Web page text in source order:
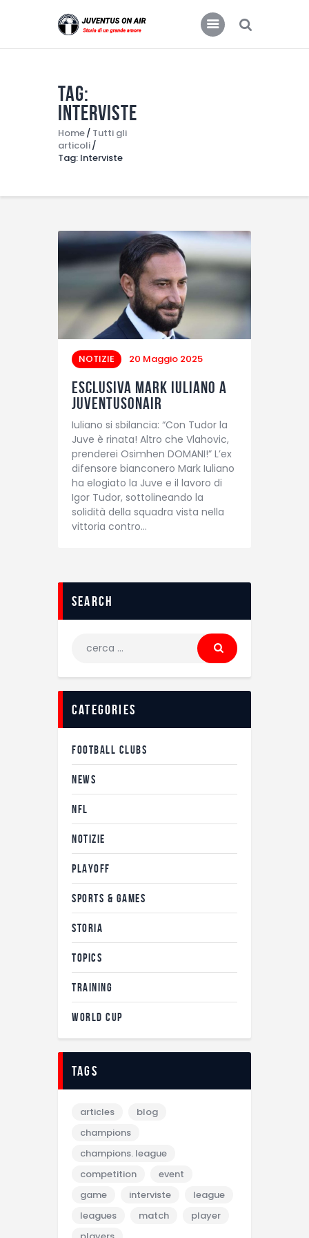
Tag:
Interviste
Home
Tutti gli
articoli
Tag: Interviste
Home
Food & Drink
Features
NOTIZIE 20 Maggio 2025
Esclusiva Mark Iuliano a
Juventusonair
Iuliano si sbilancia: “Con Tudor la
Juve è rinata! Altro che Vlahovic,
prenderei Osimhen DOMANI!” L’ex
difensore bianconero Mark Iuliano
ha elogiato la Juve e il lavoro di
Igor Tudor, sottolineando la
solidità della squadra vista nella
vittoria contro…
search
per:
categories
FOOTBALL CLUBS
NEWS
NFL
NOTIZIE
PLAYOFF
SPORTS & GAMES
STORIA
TOPICS
TRAINING
WORLD CUP
tags
articles
blog
champions
champions. league
competition
event
game
interviste
league
leagues
match
player